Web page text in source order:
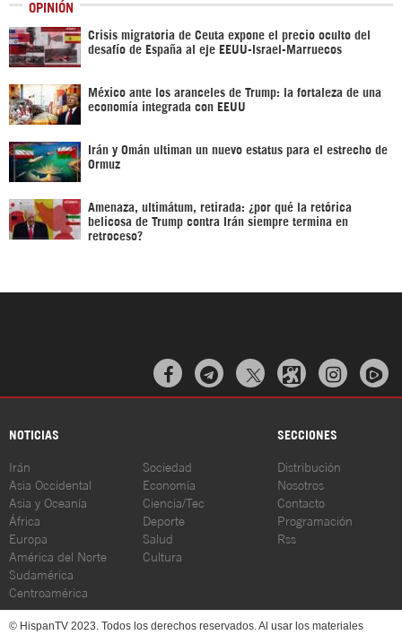
OPINIÓN
Crisis migratoria de Ceuta expone el precio oculto del
desafío de España al eje EEUU-Israel-Marruecos
México ante los aranceles de Trump: la fortaleza de una
economía integrada con EEUU
Irán y Omán ultiman un nuevo estatus para el estrecho de
Ormuz
Amenaza, ultimátum, retirada: ¿por qué la retórica
belicosa de Trump contra Irán siempre termina en
retroceso?
  
NOTICIAS SECCIONES
Irán
Asia Occidental
Asia y Oceanía
África
Europa
América del Norte
Sudamérica
Centroamérica
Sociedad
Economía
Ciencia/Tec
Deporte
Salud
Cultura
Distribución
Nosotros
Contacto
Programación
Rss
© HispanTV 2023. Todos los derechos reservados. Al usar los materiales